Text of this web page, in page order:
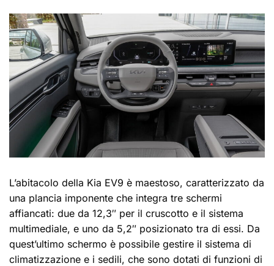
L’abitacolo della Kia EV9 è maestoso, caratterizzato da
una plancia imponente che integra tre schermi
affiancati: due da 12,3″ per il cruscotto e il sistema
multimediale, e uno da 5,2″ posizionato tra di essi. Da
quest’ultimo schermo è possibile gestire il sistema di
climatizzazione e i sedili, che sono dotati di funzioni di